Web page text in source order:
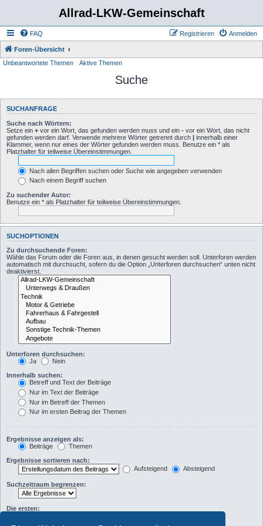
Allrad-LKW-Gemeinschaft
FAQ Anmelden
Registrieren
Foren-Übersicht
Unbeantwortete Themen
Aktive Themen
Suche
SUCHANFRAGE
Suche nach Wörtern:
Setze ein + vor ein Wort, das gefunden werden muss und ein - vor ein Wort, das nicht
gefunden werden darf. Verwende mehrere Wörter getrennt durch | innerhalb einer
Klammer, wenn nur eines der Wörter gefunden werden muss. Benutze ein * als
Platzhalter für teilweise Übereinstimmungen.
Nach allen Begriffen suchen oder Suche wie angegeben verwenden
Nach einem Begriff suchen
Zu suchender Autor:
Benutze ein * als Platzhalter für teilweise Übereinstimmungen.
SUCHOPTIONEN
Zu durchsuchende Foren:
Wähle das Forum oder die Foren aus, in denen gesucht werden soll. Unterforen werden
automatisch mit durchsucht, sofern du die Option „Unterforen durchsuchen“ unten nicht
deaktivierst.
Unterforen durchsuchen:
Ja
Nein
Innerhalb suchen:
Betreff und Text der Beiträge
Nur im Text der Beiträge
Nur im Betreff der Themen
Nur im ersten Beitrag der Themen
Ergebnisse anzeigen als:
Beiträge
Themen
Ergebnisse sortieren nach:
Aufsteigend
Absteigend
Suchzeitraum begrenzen:
Die ersten: